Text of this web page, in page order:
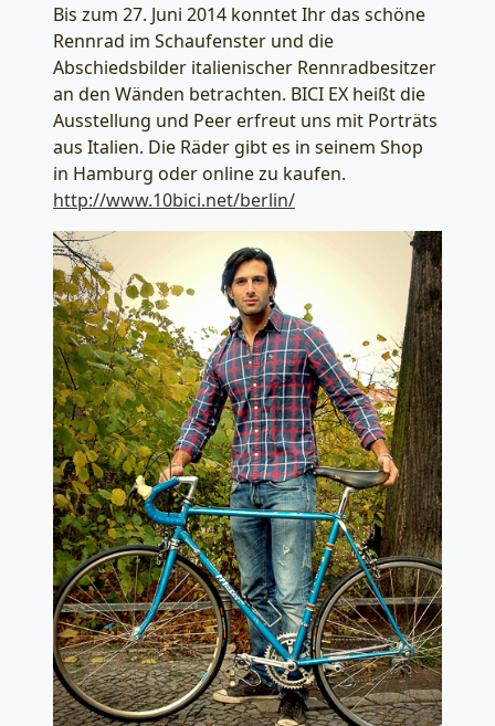
Bis zum 27. Juni 2014 konntet Ihr das schöne
Rennrad im Schaufenster und die
Abschiedsbilder italienischer Rennradbesitzer
an den Wänden betrachten. BICI EX heißt die
Ausstellung und Peer erfreut uns mit Porträts
aus Italien. Die Räder gibt es in seinem Shop
in Hamburg oder online zu kaufen.
http://www.10bici.net/berlin/